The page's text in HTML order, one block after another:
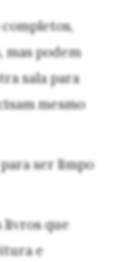
mas podem
sala para
mesmo
ser limpo
livros que
e